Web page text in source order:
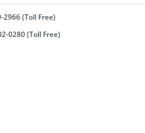
2966 (Toll Free)
0280 (Toll Free)